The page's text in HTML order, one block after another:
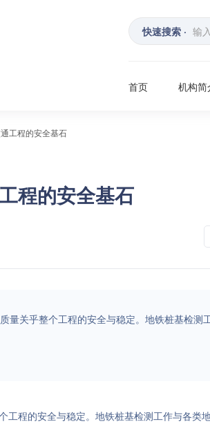
快速搜索 ·
首页 机构简
工程的安全基石
程的安全基石
量关乎整个工程的安全与稳定。地铁桩基检测
程的安全与稳定。地铁桩基检测工作与各类